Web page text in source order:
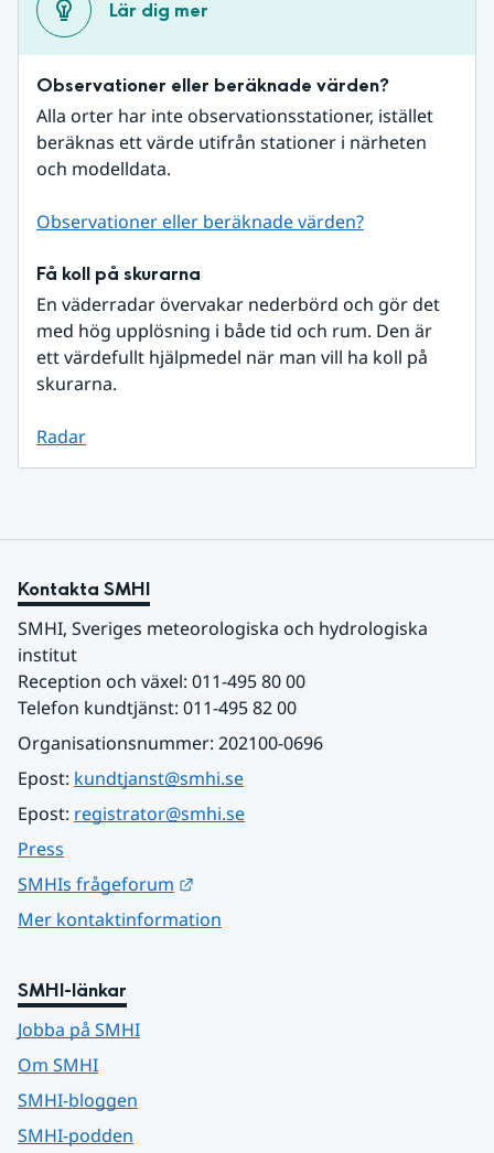
Lär dig mer
Observationer eller beräknade värden?
Alla orter har inte observationsstationer, istället
beräknas ett värde utifrån stationer i närheten
och modelldata.
Observationer eller beräknade värden?
Få koll på skurarna
En väderradar övervakar nederbörd och gör det
med hög upplösning i både tid och rum. Den är
ett värdefullt hjälpmedel när man vill ha koll på
skurarna.
Radar
Kontakta SMHI
SMHI, Sveriges meteorologiska och hydrologiska
institut
Reception och växel: 011-495 80 00
Telefon kundtjänst: 011-495 82 00
Organisationsnummer: 202100-0696
Epost: kundtjanst@smhi.se
Epost: registrator@smhi.se
Press
SMHIs frågeforum
Mer kontaktinformation
SMHI-länkar
Jobba på SMHI
Om SMHI
SMHI-bloggen
SMHI-podden